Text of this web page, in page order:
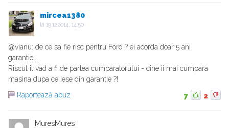
mircea1380
la 19.12.2014, 14:50
@vianu: de ce sa fie risc pentru Ford ? ei acorda doar 5 ani
garantie...
Riscul il vad a fi de partea cumparatorului - cine ii mai cumpara
masina dupa ce iese din garantie ?!
Raportează abuz
7 2
MuresMures